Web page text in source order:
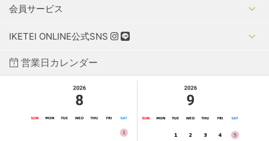
会員サービス
IKETEI ONLINE公式SNS
営業日カレンダー